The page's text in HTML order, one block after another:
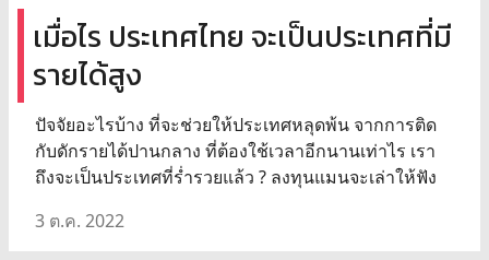
เมื่อไร ประเทศไทย จะเป็นประเทศที่มี
รายได้สูง
ปัจจัยอะไรบ้าง ที่จะช่วยให้ประเทศหลุดพ้น จากการติด
กับดักรายได้ปานกลาง ที่ต้องใช้เวลาอีกนานเท่าไร เรา
ถึงจะเป็นประเทศที่ร่ำรวยแล้ว ? ลงทุนแมนจะเล่าให้ฟัง
3 ต.ค. 2022